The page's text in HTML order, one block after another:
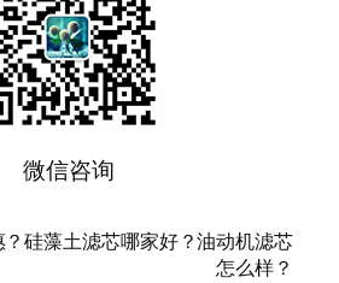
微信咨询
硅藻土滤芯哪家好？油动机滤芯
怎么样？